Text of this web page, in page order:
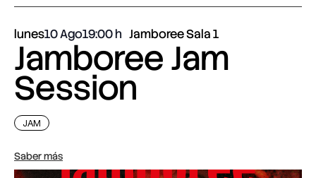
lunes10 Ago19:00 Jamboree Sala 1
Jamboree Jam
Session
JAM
Saber más